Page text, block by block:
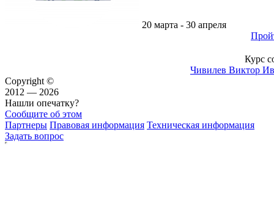
20 марта - 30 апреля
Курс
Чивилев Виктор
Copyright ©
2012 — 2026
Нашли опечатку?
Сообщите об этом
Партнеры Правовая информация Техническая информация
Задать вопрос